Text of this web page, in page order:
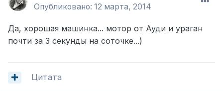
Опубликовано: 12 марта, 2014
Да, хорошая машинка... мотор от Ауди и ураган
почти за 3 секунды на соточке...)
Цитата